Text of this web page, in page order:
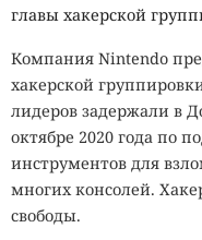
главы хакерской
Компания Nintendo
хакерской
лидеров задержали в
октябре 2020 года по
инструментов для
многих консолей.
свободы.